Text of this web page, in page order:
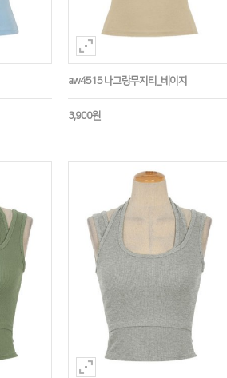
aw4515 나그랑무지티_베이지
3,900원